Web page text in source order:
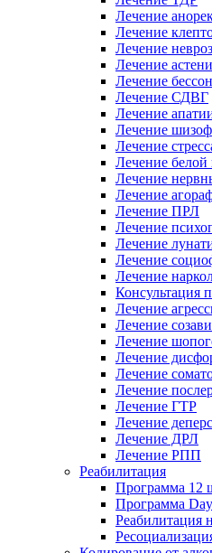
Лечение
Лечение
Лечение
Лечение
Лечение
Лечение СДВГ
Лечение
Лечение
Лечение
Лечение белой
Лечение
Лечение
Лечение ПРЛ
Лечение
Лечение
Лечение
Лечение
Консультация
Лечение
Лечение
Лечение
Лечение
Лечение
Лечение
Лечение ГТР
Лечение
Лечение ДРЛ
Лечение РПП
Реабилитация
Программа 12
Программа
Реабилитация